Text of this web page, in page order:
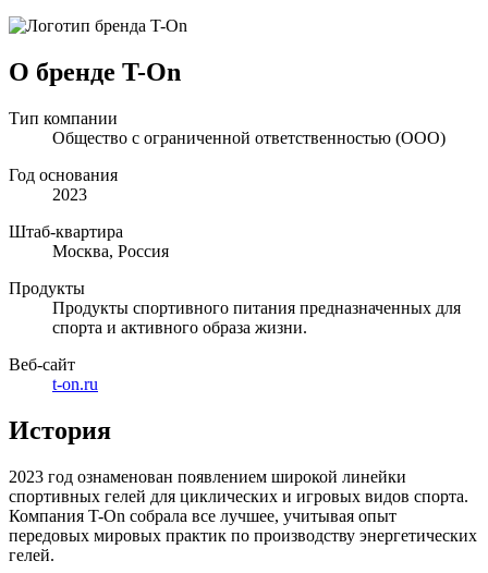
О бренде T-On
Тип компании
Общество с ограниченной ответственностью (ООО)
Год основания
2023
Штаб-квартира
Москва, Россия
Продукты
Продукты спортивного питания предназначенных для
спорта и активного образа жизни.
Веб-сайт
t-on.ru
История
2023 год ознаменован появлением широкой линейки
спортивных гелей для циклических и игровых видов спорта.
Компания T-On собрала все лучшее, учитывая опыт
передовых мировых практик по производству энергетических
гелей.